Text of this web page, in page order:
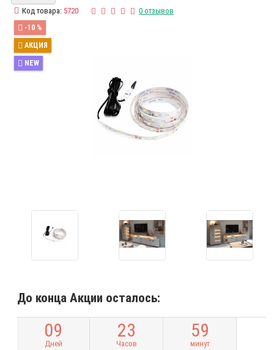
Код товара: 5720 0 отзывов
-10 %
АКЦИЯ
NEW
До конца Акции осталось:
09
Дней
23
Часов
59
минут